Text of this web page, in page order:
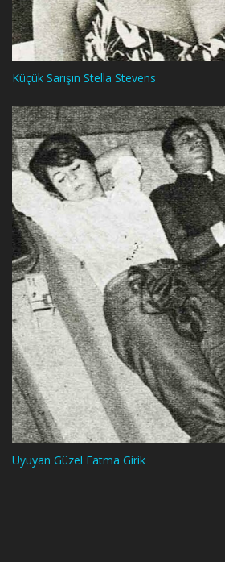
Küçük Sarışın Stella Stevens
Uyuyan Güzel Fatma Girik